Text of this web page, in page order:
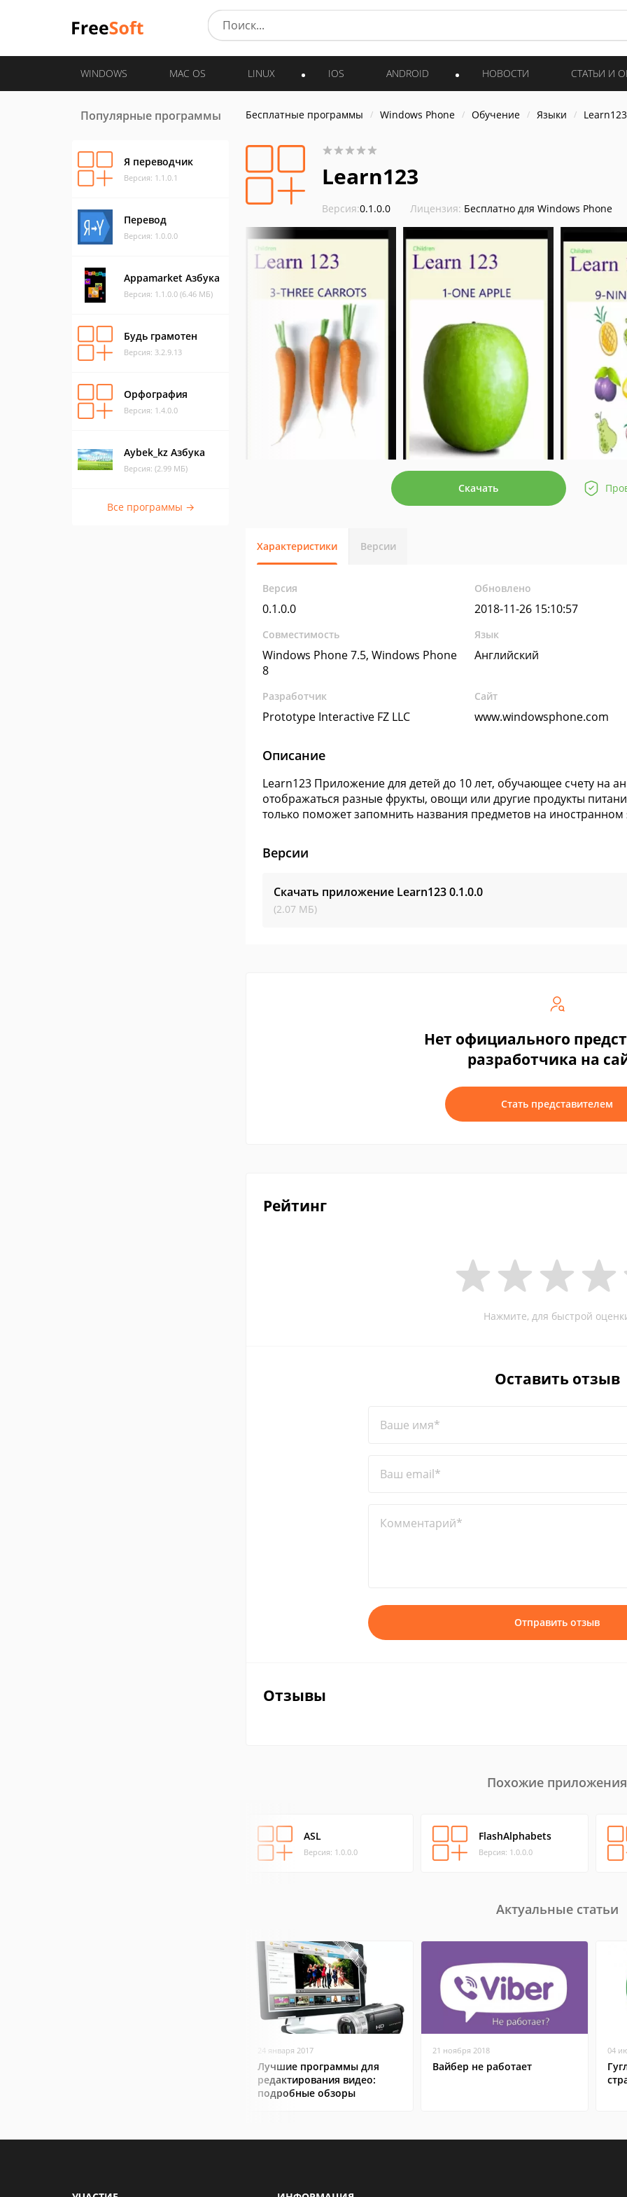
WINDOWS MAC OS LINUX IOS ANDROID НОВОСТИ СТАТЬИ И
Популярные программы
Я переводчик
Версия: 1.1.0.1
Перевод
Версия: 1.0.0.0
Appamarket Азбука
Версия: 1.1.0.0 (6.46 МБ)
Будь грамотен
Версия: 3.2.9.13
Орфография
Версия: 1.4.0.0
Aybek_kz Азбука
Версия: (2.99 МБ)
Все программы →
Бесплатные программы Windows Phone Обучение Языки Learn123
Learn123
Версия:0.1.0.0 Лицензия: Бесплатно для Windows Phone
Скачать
Характеристики Версии
Версия
0.1.0.0
Обновлено
2018-11-26 15:10:57
Совместимость
Windows Phone 7.5, Windows Phone
8
Язык
Английский
Разработчик
Prototype Interactive FZ LLC
Сайт
www.windowsphone.com
Описание
Learn123 Приложение для детей до 10 лет, обучающее счету на
отображаться разные фрукты, овощи или другие продукты
только поможет запомнить названия предметов на
Версии
Скачать приложение Learn1230.1.0.0
(2.07 МБ)
Нет официального
разработчика на
Стать представителем
Рейтинг
Нажмите, для быстрой
Оставить отзыв
Ваше имя*
Ваш email*
Комментарий*
Отправить отзыв
Отзывы
Похожие приложения
ASL
Версия: 1.0.0.0
FlashAlphabets
Версия: 1.0.0.0
Актуальные статьи
24 января 2017
Лучшие программы для
редактирования видео:
подробные обзоры
21 ноября 2018
Вайбер не работает
04